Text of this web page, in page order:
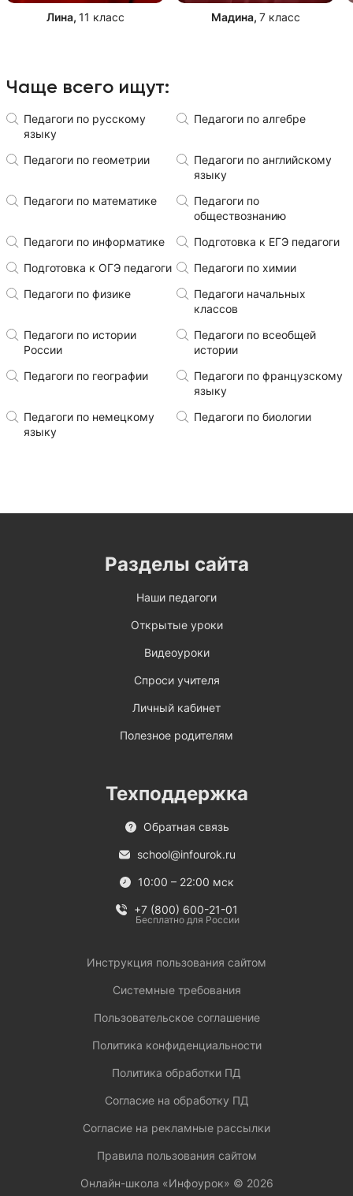
Лина, 11 класс Мадина, 7 класс
Чаще всего ищут:
Педагоги по русскому
языку
Педагоги по алгебре
Педагоги по геометрии
Педагоги по английскому
языку
Педагоги по математике
Педагоги по
обществознанию
Педагоги по информатике
Подготовка к ЕГЭ педагоги
Подготовка к ОГЭ педагоги
Педагоги по химии
Педагоги по физике
Педагоги начальных
классов
Педагоги по истории
России
Педагоги по всеобщей
истории
Педагоги по географии
Педагоги по французскому
языку
Педагоги по немецкому
языку
Педагоги по биологии
Разделы сайта
Наши педагоги
Открытые уроки
Видеоуроки
Спроси учителя
Личный кабинет
Полезное родителям
Техподдержка
Обратная связь
school@infourok.ru
10:00 – 22:00 мск
+7 (800) 600-21-01
Бесплатно для России
Инструкция пользования сайтом
Системные требования
Пользовательское соглашение
Политика конфиденциальности
Политика обработки ПД
Согласие на обработку ПД
Согласие на рекламные рассылки
Правила пользования сайтом
Онлайн-школа «Инфоурок» © 2026